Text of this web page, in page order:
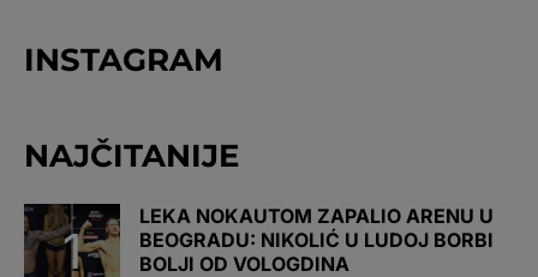
INSTAGRAM
NAJČITANIJE
LEKA NOKAUTOM ZAPALIO ARENU U
BEOGRADU: NIKOLIĆ U LUDOJ BORBI
BOLJI OD VOLOGDINA